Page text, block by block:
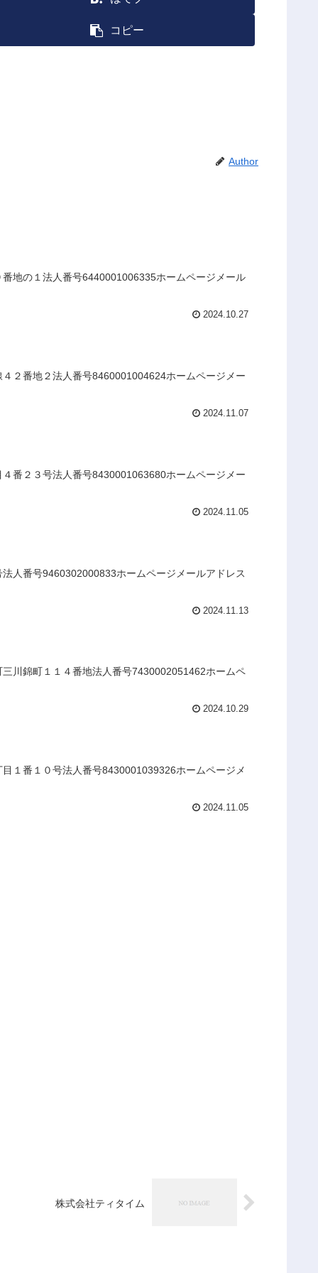
コピー
Author
地の１法人番号6440001006335ホームページメール
2024.10.27
２番地２法人番号8460001004624ホームページメー
2024.11.07
番２３号法人番号8430001063680ホームページメー
2024.11.05
人番号9460302000833ホームページメールアドレス
2024.11.13
川錦町１１４番地法人番号7430002051462ホームペ
2024.10.29
１番１０号法人番号8430001039326ホームページメ
2024.11.05
株式会社ティタイム